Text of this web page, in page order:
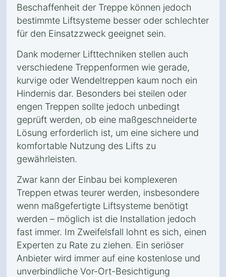
Beschaffenheit der Treppe können jedoch
bestimmte Liftsysteme besser oder schlechter
für den Einsatzzweck geeignet sein.
Dank moderner Lifttechniken stellen auch
verschiedene Treppenformen wie gerade,
kurvige oder Wendeltreppen kaum noch ein
Hindernis dar. Besonders bei steilen oder
engen Treppen sollte jedoch unbedingt
geprüft werden, ob eine maßgeschneiderte
Lösung erforderlich ist, um eine sichere und
komfortable Nutzung des Lifts zu
gewährleisten.
Zwar kann der Einbau bei komplexeren
Treppen etwas teurer werden, insbesondere
wenn maßgefertigte Liftsysteme benötigt
werden – möglich ist die Installation jedoch
fast immer. Im Zweifelsfall lohnt es sich, einen
Experten zu Rate zu ziehen. Ein seriöser
Anbieter wird immer auf eine kostenlose und
unverbindliche Vor-Ort-Besichtigung